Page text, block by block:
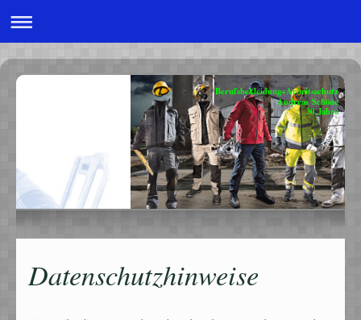
Berufsbekleidung+Arbeitsschutz
Andreas Schöne
30 Jahre
Datenschutzhinweise